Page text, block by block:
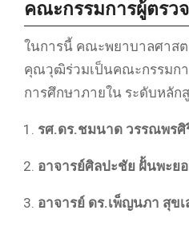
คณะกรรมการผู้ตรว
ในการนี้ คณะพยาบาลศาสต
คุณวุฒิร่วมเป็นคณะกรรมก
การศึกษาภายใน ระดับหลัก
รศ.ดร.ชมนาด วรรณพรศิ
อาจารย์ศิลปะชัย ฝั้นพะย
อาจารย์ ดร.เพ็ญนภา สุขเ